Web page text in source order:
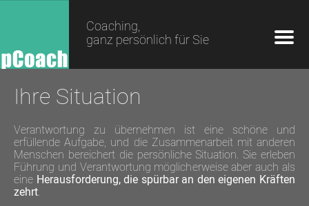
Coaching,
ganz persönlich für Sie
Ihre Situation
Verant­wortung zu über­nehmen ist eine schöne und
erfüllende Aufgabe, und die Zusammen­arbeit mit anderen
Men­schen berei­chert die persön­liche Situation. Sie erleben
Führung und Verant­wortung möglicher­weise aber auch als
eine Heraus­forderung, die spürbar an den eigenen Kräften
zehrt.